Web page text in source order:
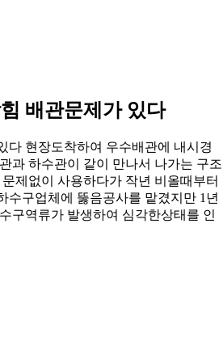
배관문제가 있다
다 현장도착하여 우수배관에 내시경
과 하수관이 같이 만나서 나가는 구조
제없이 사용하다가 작년 비올때부터
수구업체에 뚫음공사를 맡겼지만 1년
구역류가 발생하여 심각한상태를 인